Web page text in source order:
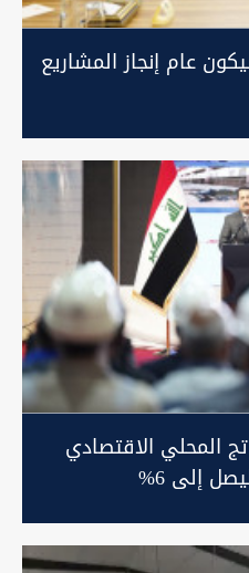
العام 2024 سيكون عام إنجاز المشاريع
المحلي الاقتصادي
إلى 6%